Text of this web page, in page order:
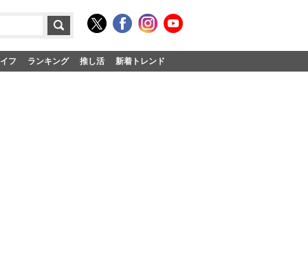
フ ランキング 推し活 新着トレンド